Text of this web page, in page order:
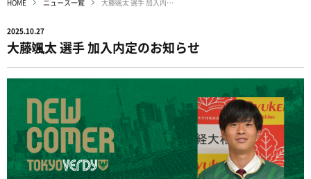
HOME ニュース一覧 大藤颯太 選手 加入内定のお知らせ
2025.10.27
大藤颯太 選手 加入内定のお知らせ